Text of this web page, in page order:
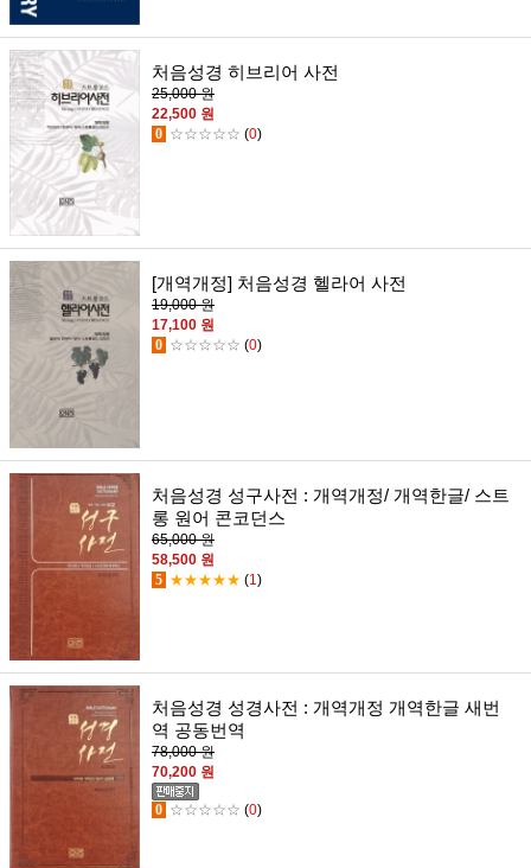
처음성경 히브리어 사전
25,000 원
22,500 원
0 ☆☆☆☆☆ (0)
[개역개정] 처음성경 헬라어 사전
19,000 원
17,100 원
0 ☆☆☆☆☆ (0)
처음성경 성구사전 : 개역개정/ 개역한글/ 스트
롱 원어 콘코던스
65,000 원
58,500 원
5 ★★★★★ (1)
처음성경 성경사전 : 개역개정 개역한글 새번
역 공동번역
78,000 원
70,200 원
0 ☆☆☆☆☆ (0)